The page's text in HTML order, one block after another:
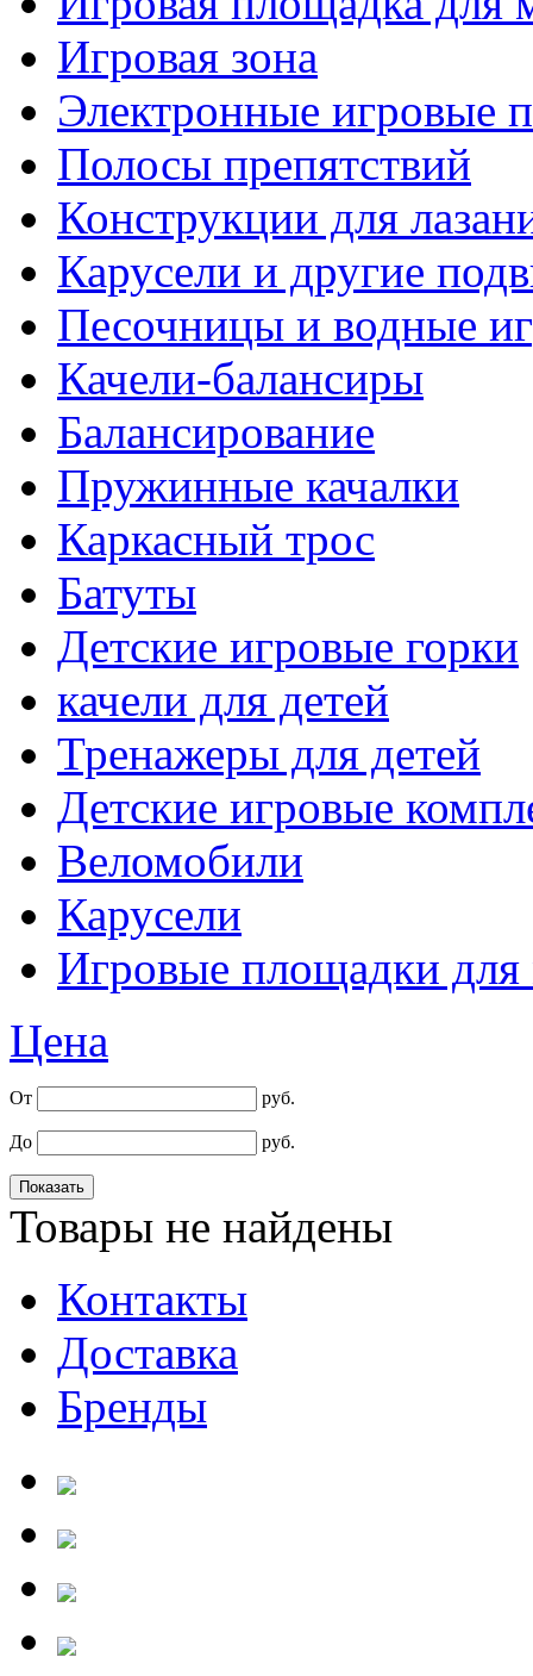
Игровая зона
Электронные
Полосы препятствий
Конструкции для
Карусели и другие
Песочницы и водные
Качели-балансиры
Балансирование
Пружинные качалки
Каркасный трос
Батуты
Детские игровые горки
качели для детей
Тренажеры для детей
Детские игровые
Веломобили
Карусели
Игровые площадки
Цена
От руб.
До руб.
Товары не найдены
Контакты
Доставка
Бренды